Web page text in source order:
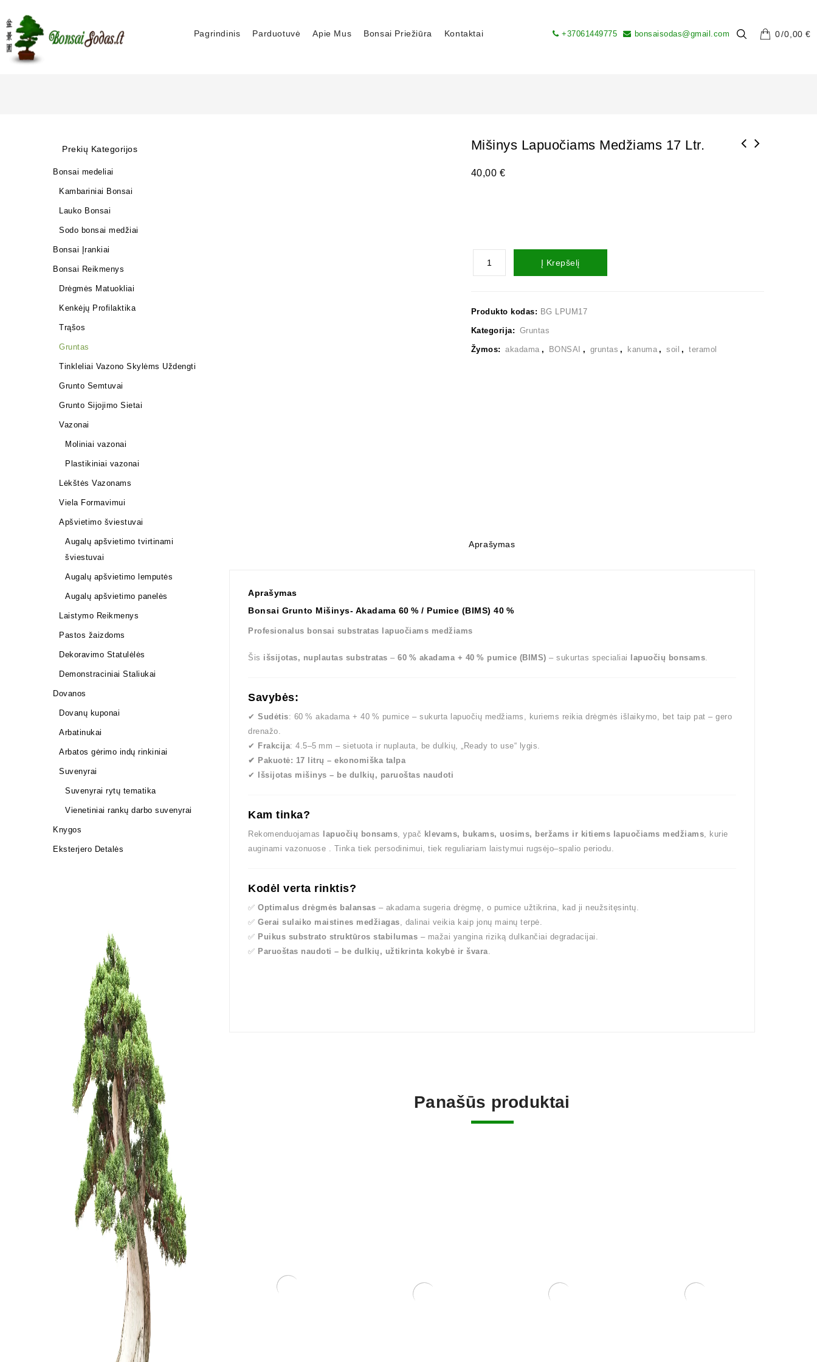
Pagrindinis Parduotuvė Apie Mus Bonsai Priežiūra Kontaktai 0 0,00€
+37061449775 bonsaisodas@gmail.com
Mišinys Lapuočiams Medžiams 17 Ltr.
40,00€
Į Krepšelį
Produkto kodas: BG LPUM17
Kategorija: Gruntas
Žymos: akadama , BONSAI , gruntas , kanuma , soil , teramol
Aprašymas
Aprašymas
Bonsai Grunto Mišinys- Akadama 60 % / Pumice (BIMS) 40 %
Profesionalus bonsai substratas lapuočiams medžiams
Šis išsijotas, nuplautas substratas – 60 % akadama + 40 % pumice (BIMS) – sukurtas specialiai lapuočių bonsams.
Savybės:
✔ Sudėtis: 60 % akadama + 40 % pumice – sukurta lapuočių medžiams, kuriems reikia drėgmės išlaikymo, bet taip pat – gero
drenažo.
✔ Frakcija: 4.5–5 mm – sietuota ir nuplauta, be dulkių, „Ready to use“ lygis.
✔ Pakuotė: 17 litrų – ekonomiška talpa
✔
Išsijotas mišinys – be dulkių, paruoštas naudoti
Kam tinka?
Rekomenduojamas lapuočių bonsams, ypač klevams, bukams, uosims, beržams ir kitiems lapuočiams medžiams, kurie
auginami vazonuose . Tinka tiek persodinimui, tiek reguliariam laistymui rugsėjo–spalio periodu.
Kodėl verta rinktis?
✅ Optimalus drėgmės balansas – akadama sugeria drėgmę, o pumice užtikrina, kad ji neužsitęsintų.
✅ Gerai sulaiko maistines medžiagas, dalinai veikia kaip jonų mainų terpė.
✅ Puikus substrato struktūros stabilumas – mažai yangina riziką dulkančiai degradacijai.
✅ Paruoštas naudoti – be dulkių, užtikrinta kokybė ir švara.
Panašūs produktai
Prekių Kategorijos
Bonsai medeliai
Kambariniai Bonsai
Lauko Bonsai
Sodo bonsai medžiai
Bonsai Įrankiai
Bonsai Reikmenys
Drėgmės Matuokliai
Kenkėjų Profilaktika
Trąšos
Gruntas
Tinkleliai Vazono Skylėms Uždengti
Grunto Semtuvai
Grunto Sijojimo Sietai
Vazonai
Moliniai vazonai
Plastikiniai vazonai
Lėkštės Vazonams
Viela Formavimui
Apšvietimo šviestuvai
Augalų apšvietimo tvirtinami
šviestuvai
Augalų apšvietimo lemputės
Augalų apšvietimo panelės
Laistymo Reikmenys
Pastos žaizdoms
Dekoravimo Statulėlės
Demonstraciniai Staliukai
Dovanos
Dovanų kuponai
Arbatinukai
Arbatos gėrimo indų rinkiniai
Suvenyrai
Suvenyrai rytų tematika
Vienetiniai rankų darbo suvenyrai
Knygos
Eksterjero Detalės